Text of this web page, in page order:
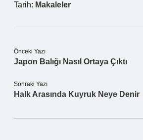
Tarih: Makaleler
Önceki Yazı
Japon Balığı Nasıl Ortaya Çıktı
Sonraki Yazı
Halk Arasında Kuyruk Neye Denir